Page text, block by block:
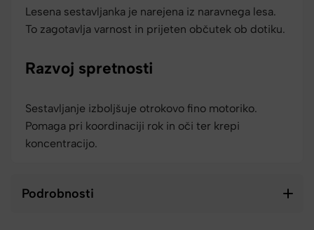
Lesena sestavljanka je narejena iz naravnega lesa.
To zagotavlja varnost in prijeten občutek ob dotiku.
Razvoj spretnosti
Sestavljanje izboljšuje otrokovo fino motoriko.
Pomaga pri koordinaciji rok in oči ter krepi
koncentracijo.
Podrobnosti